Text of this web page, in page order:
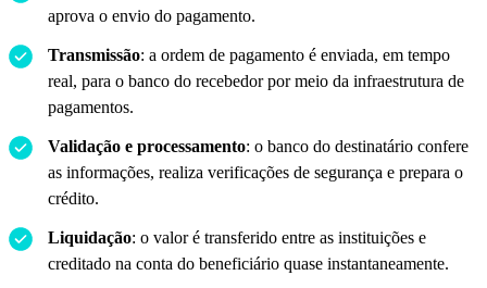
aprova o envio do pagamento.
Transmissão: a ordem de pagamento é enviada, em tempo
real, para o banco do recebedor por meio da infraestrutura de
pagamentos.
Validação e processamento: o banco do destinatário confere
as informações, realiza verificações de segurança e prepara o
crédito.
Liquidação: o valor é transferido entre as instituições e
creditado na conta do beneficiário quase instantaneamente.